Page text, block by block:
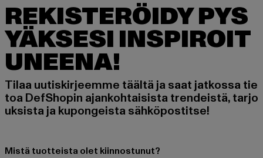
REKISTERÖIDY PYS
YÄKSESI INSPIROIT
UNEENA!
Tilaa uutiskirjeemme täältä ja saat jatkossa tie
toa DefShopin ajankohtaisista trendeistä, tarjo
uksista ja kupongeista sähköpostitse!
Mistä tuotteista olet kiinnostunut?